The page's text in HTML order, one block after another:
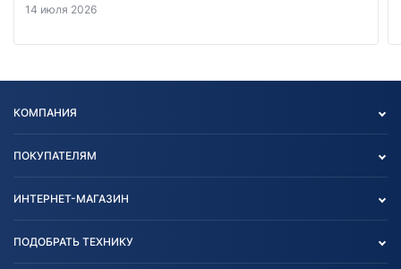
14 июля 2026
КОМПАНИЯ
Блог
ПОКУПАТЕЛЯМ
Согласие на обработку
ИНТЕРНЕТ-МАГАЗИН
Агротехника
ПОДОБРАТЬ ТЕХНИКУ